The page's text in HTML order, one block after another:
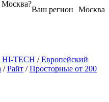
Москва
Ваш регион
Москва?
HI-TECH /Европейский
/Райт /Просторные от 200